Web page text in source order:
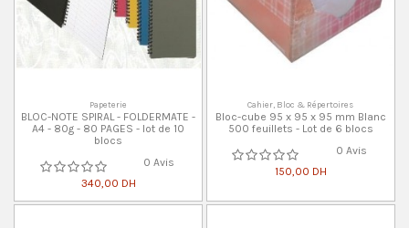
Papeterie
BLOC-NOTE SPIRAL - FOLDERMATE -
A4 - 80g - 80 PAGES - lot de 10
blocs
0 Avis
340,00 DH
Cahier, Bloc & Répertoires
Bloc-cube 95 x 95 x 95 mm Blanc
500 feuillets - Lot de 6 blocs
0 Avis
150,00 DH